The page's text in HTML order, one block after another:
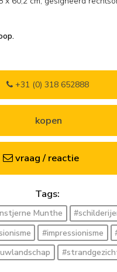
+31 (0) 318 652888
kopen
vraag / reactie
Tags:
Munthe
#impressionisme